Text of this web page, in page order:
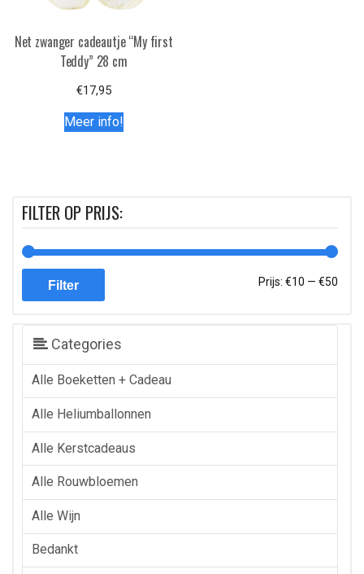
Net zwanger cadeautje “My first
Teddy” 28 cm
€17,95
Meer info!
FILTER OP PRIJS:
Filter Prijs: €10 — €50
Categories
Alle Boeketten + Cadeau
Alle Heliumballonnen
Alle Kerstcadeaus
Alle Rouwbloemen
Alle Wijn
Bedankt